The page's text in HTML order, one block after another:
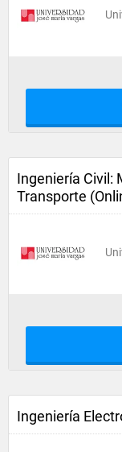
Ingeniería Civil:
Transporte
Ingeniería